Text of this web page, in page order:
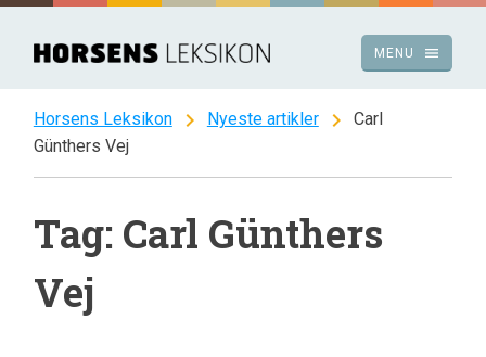
Spring
indhold
menu
MENU
Horsens Leksikon chevron_right Nyeste artikler chevron_right
Carl
Günthers Vej
Tag: Carl Günthers
Vej